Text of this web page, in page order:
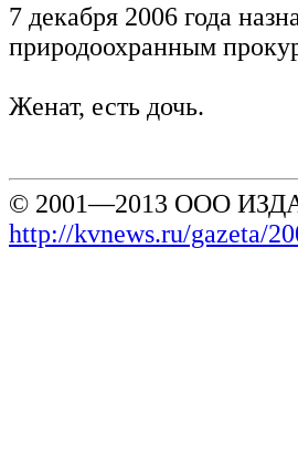
7 декабря 2006 года
природоохранным
Женат, есть дочь.
© 2001—2013 ООО
http://kvnews.ru/gazeta/